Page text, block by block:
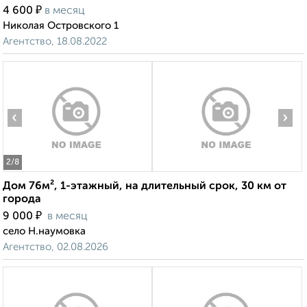
4 600 ₽ в месяц
Николая Островского 1
Агентство, 18.08.2022
2/8
‹ ›
Дом 76м², 1-этажный, на длительный срок, 30 км от
города
9 000 ₽ в месяц
село Н.наумовка
Агентство, 02.08.2026